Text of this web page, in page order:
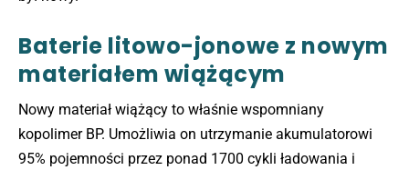
Baterie litowo-jonowe z nowym
materiałem wiążącym
Nowy materiał wiążący to właśnie wspomniany
kopolimer BP. Umożliwia on utrzymanie akumulatorowi
95% pojemności przez ponad 1700 cykli ładowania i